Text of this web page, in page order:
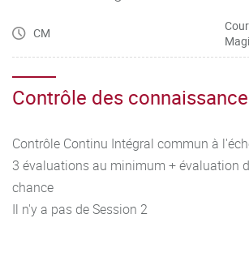
CM
Contrôle des
Contrôle Continu Intégral commun à
3 évaluations au minimum + évaluation
chance
Il n'y a pas de Session 2